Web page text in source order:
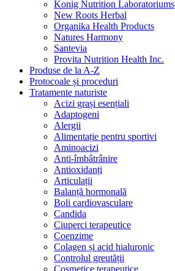
Konig Nutrition Laboratoriums
New Roots Herbal
Organika Health Products
Natures Harmony
Santevia
Provita Nutrition Health Inc.
Produse de la A-Z
Protocoale și proceduri
Tratamente naturiste
Acizi grași esențiali
Adaptogeni
Alergii
Alimentație pentru sportivi
Aminoacizi
Anti-îmbâtrânire
Antioxidanți
Articulații
Balanță hormonală
Boli cardiovasculare
Candida
Ciuperci terapeutice
Coenzime
Colagen și acid hialuronic
Controlul greutății